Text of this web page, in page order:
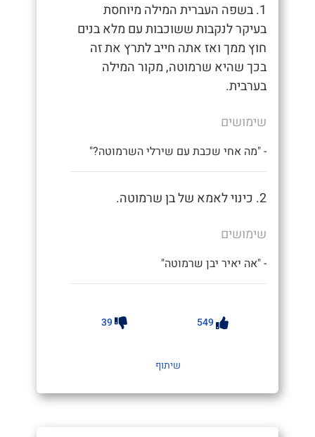
1. בשפה העברית המילה מיוחסת
בעיקר לנקבות ששוכבות עם מלא בנים
חוץ ממך ואז אתה חייב לתרץ את זה
בכך שהיא שרמוטה, מקור המילה
בערבית.
שימושים
- "מה אחי שכבת עם שירלי השרמוטה?"
2. כינוי לאמא של בן שרמוטה.
שימושים
- "אה יאיר יבן שרמוטה"
549
39
שיתוף